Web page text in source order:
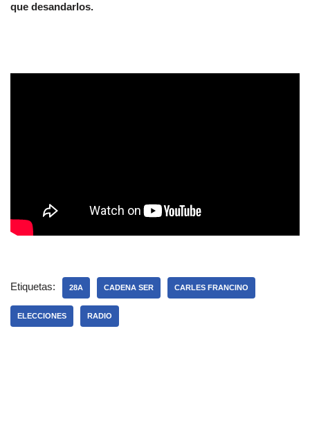
que desandarlos.
Etiquetas: 28A CADENA SER CARLES FRANCINO
ELECCIONES RADIO